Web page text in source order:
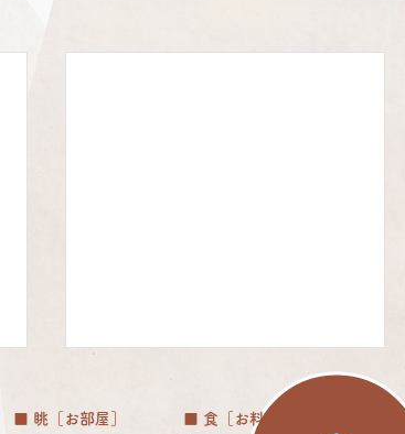
■ 眺［お部屋］ ■ 食［お料理］